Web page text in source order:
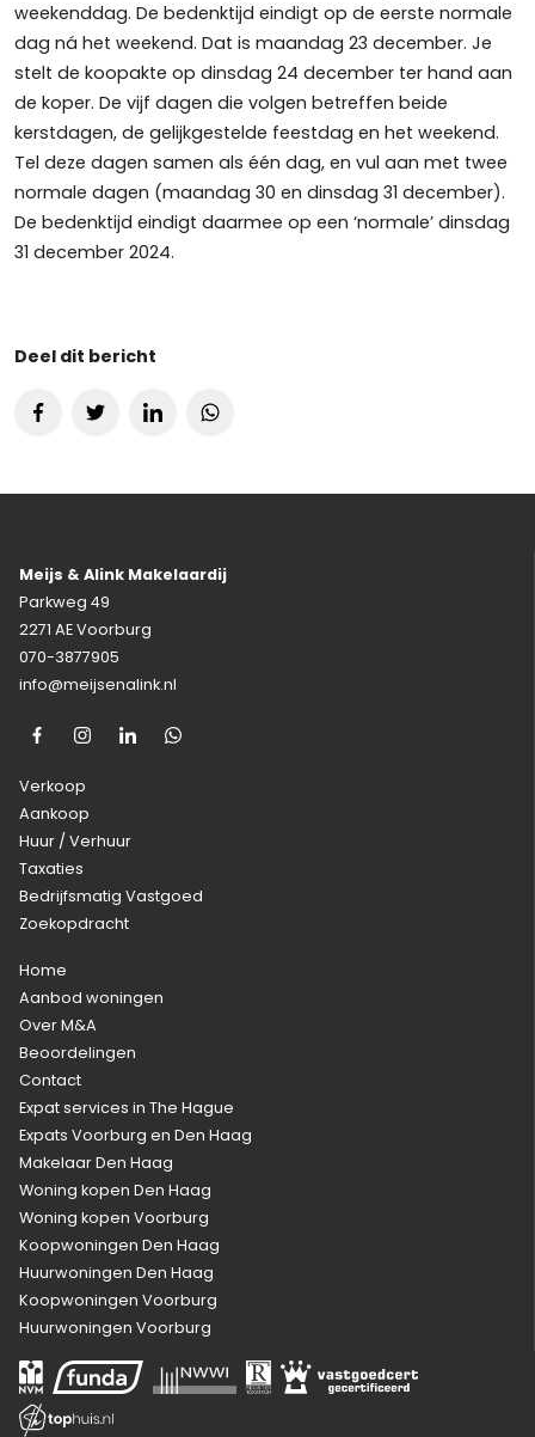
weekenddag. De bedenktijd eindigt op de eerste normale
dag ná het weekend. Dat is maandag 23 december. Je
stelt de koopakte op dinsdag 24 december ter hand aan
de koper. De vijf dagen die volgen betreffen beide
kerstdagen, de gelijkgestelde feestdag en het weekend.
Tel deze dagen samen als één dag, en vul aan met twee
normale dagen (maandag 30 en dinsdag 31 december).
De bedenktijd eindigt daarmee op een ‘normale’ dinsdag
31 december 2024.
Deel dit bericht
Meijs & Alink Makelaardij
Parkweg 49
2271 AE Voorburg
070-3877905
info@meijsenalink.nl
Verkoop
Aankoop
Huur / Verhuur
Taxaties
Bedrijfsmatig Vastgoed
Zoekopdracht
Home
Aanbod woningen
Over M&A
Beoordelingen
Contact
Expat services in The Hague
Expats Voorburg en Den Haag
Makelaar Den Haag
Woning kopen Den Haag
Woning kopen Voorburg
Koopwoningen Den Haag
Huurwoningen Den Haag
Koopwoningen Voorburg
Huurwoningen Voorburg